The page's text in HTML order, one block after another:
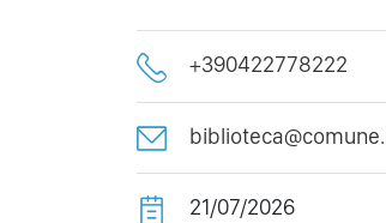
+390422778222
21/07/2026